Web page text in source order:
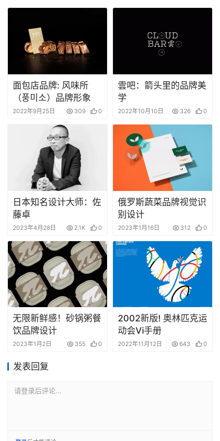
面包店品牌: 风味所
（풍미소）品牌形象
2022年9月25日 309 0
雲吧：箭头里的品牌美
学
2022年10月10日 326 0
日本知名设计大师：佐
藤卓
2023年4月28日 2.1K 0
俄罗斯蔬菜品牌视觉识
别设计
2023年1月16日 312 0
无限新鲜感！砂锅粥餐
饮品牌设计
2023年1月2日 355 0
2002新版! 奥林匹克运
动会Vi手册
2022年11月12日 643 0
发表回复
请登录后评论...